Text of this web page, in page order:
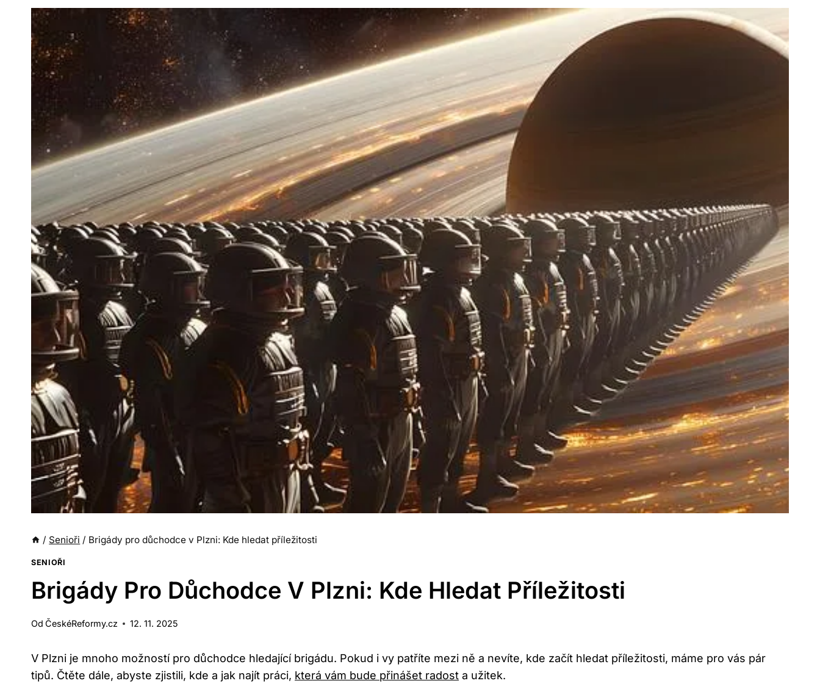
/ Senioři / Brigády pro důchodce v Plzni: Kde hledat příležitosti
SENIOŘI
Brigády Pro Důchodce V Plzni: Kde Hledat Příležitosti
Od ČeskéReformy.cz 12. 11. 2025
V Plzni je mnoho možností pro důchodce hledající brigádu. Pokud i vy patříte mezi ně a nevíte, kde začít hledat příležitosti, máme pro vás pár
tipů. Čtěte dále, abyste zjistili, kde a jak najít práci, která vám bude přinášet radost a užitek.